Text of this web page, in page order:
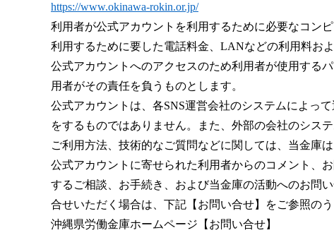
https://www.okinawa-rokin.or.jp/
利用者が公式アカウントを利用するために必要なコン
利用するために要した電話料金、 LANなどの利用料お
公式アカウントへのアクセスのため利用者が使用する
用者がその責任を負うものとします。
公式アカウントは、各SNS運営会社のシステムによっ
をするものではありません。また、外部の会社のシス
ご利用方法、技術的なご質問などに関しては、当金庫
公式アカウントに寄せられた利用者からのコメント、
するご相談、お手続き、および当金庫の活動へのお問
合せいただく場合は、下記【お問い合せ】をご参照のう
沖縄県労働金庫ホームページ【お問い合せ】